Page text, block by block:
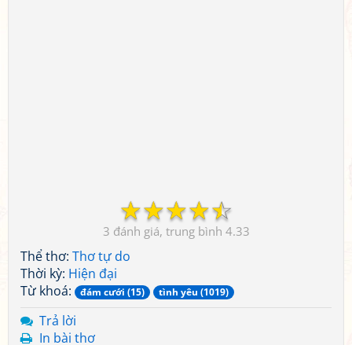
☆
☆
☆
☆
☆
3 4.33
Thể thơ: Thơ tự do
Thời kỳ: Hiện đại
Từ khoá:
đám cưới (15) tình yêu (1019)
Trả lời
In bài thơ